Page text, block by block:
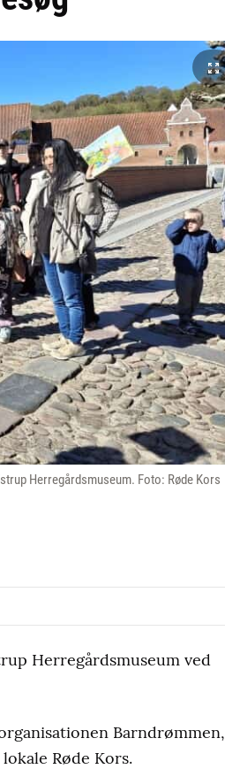
Herregårdsmuseum. Foto: Røde Kors
Herregårdsmuseum ved
Barndrømmen,
Røde Kors.